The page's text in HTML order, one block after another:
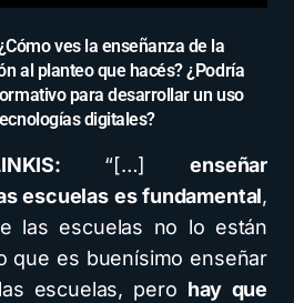
ves la enseñanza de la
al planteo que hacés? ¿Podría
para desarrollar un uso
digitales?
“[…]enseñar
escuelas es fundamental,
las escuelas no lo están
que es buenísimo enseñar
escuelas, pero hay que